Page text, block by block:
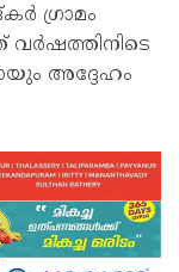
ഗ്രാമം
വർഷത്തിനിടെ
അദ്ദേഹം